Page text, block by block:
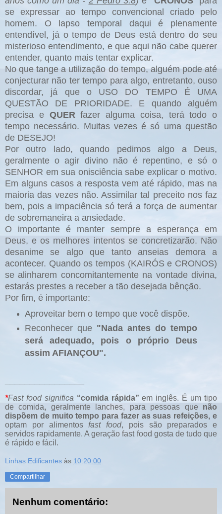
se expressar ao tempo convencional criado pelo
homem. O lapso temporal daqui é plenamente
entendível, já o tempo de Deus está dentro do seu
misterioso entendimento, e que aqui não cabe querer
entender, quanto mais tentar explicar.
No que tange a utilização do tempo, alguém pode até
conjecturar não ter tempo para algo, entretanto, ouso
discordar, já que o USO DO TEMPO É UMA
QUESTÃO DE PRIORIDADE. E quando alguém
precisa e QUER fazer alguma coisa, terá todo o
tempo necessário. Muitas vezes é só uma questão
de DESEJO!
Por outro lado, quando pedimos algo a Deus,
geralmente o agir divino não é repentino, e só o
SENHOR em sua onisciência sabe explicar o motivo.
Em alguns casos a resposta vem até rápido, mas na
maioria das vezes não. Assimilar tal preceito nos faz
bem, pois a impaciência só terá a força de aumentar
de sobremaneira a ansiedade.
O importante é manter sempre a esperança em
Deus, e os melhores intentos se concretizarão. Não
desanime se algo que tanto anseias demora a
acontecer. Quando os tempos (KAIRÓS e CRONOS)
se alinharem concomitantemente na vontade divina,
estarás prestes a receber a tão desejada bênção.
Por fim, é importante:
Aproveitar bem o tempo que você dispõe.
Reconhecer que"Nada antes do tempo
será adequado, pois o próprio Deus
assim AFIANÇOU".
*Fast foodsignifica “comida rápida” em inglês. É um tipo
de comida, geralmente lanches, para pessoas que
não
dispõem de muito tempo para fazer as suas refeições,e
optam por alimentosfast food, pois são preparados e
servidos rapidamente.A geração fast food gosta de tudo que
é rápido e fácil.
Linhas Edificantes às 10:20:00
Compartilhar
Nenhum comentário: